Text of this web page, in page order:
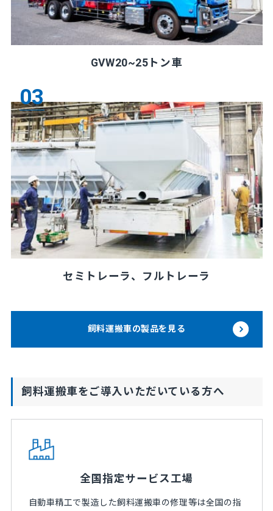
GVW20~25トン車
セミトレーラ、フルトレーラ
飼料運搬車の製品を見る
飼料運搬車をご導入いただいている方へ
全国指定サービス工場
自動車精工で製造した飼料運搬車の修理等は全国の指